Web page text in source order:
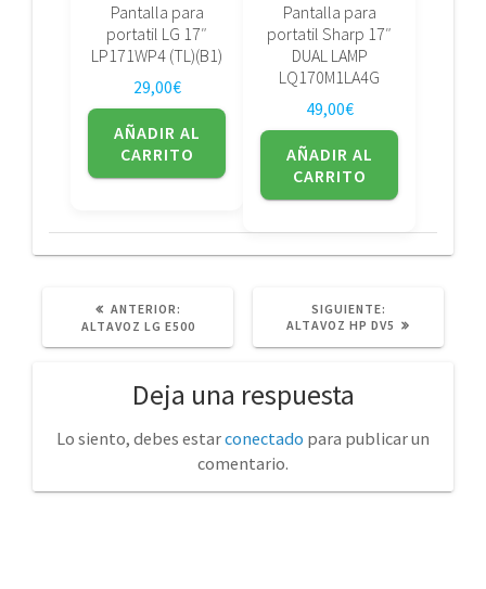
Pantalla para
portatil LG 17″
LP171WP4 (TL)(B1)
29,00€
AÑADIR AL
CARRITO
Pantalla para
portatil Sharp 17″
DUAL LAMP
LQ170M1LA4G
49,00€
AÑADIR AL
CARRITO
ANTERIOR:
ANTERIOR:
ALTAVOZ LG E500
SIGUIENTE:
POST:
ALTAVOZ HP DV5
Deja una respuesta
Lo siento, debes estarconectado para publicar un
comentario.